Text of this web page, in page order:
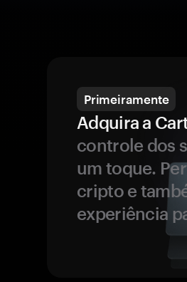
Primeiramente
Adquira a
controle dos
um toque.
cripto e
experiência